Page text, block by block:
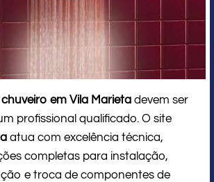
em Vila Marieta devem ser
profissional qualificado. O site
atua com excelência técnica,
completas para instalação,
e troca de componentes de